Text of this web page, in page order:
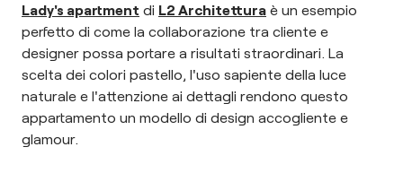
Lady's apartment di L2 Architettura è un esempio
perfetto di come la collaborazione tra cliente e
designer possa portare a risultati straordinari. La
scelta dei colori pastello, l'uso sapiente della luce
naturale e l'attenzione ai dettagli rendono questo
appartamento un modello di design accogliente e
glamour.